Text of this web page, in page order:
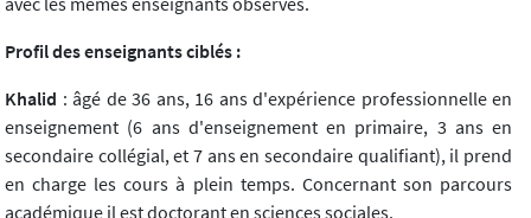
Profil des enseignants ciblés :
Khalid : âgé de 36 ans, 16 ans d'expérience professionnelle en
enseignement (6 ans d'enseignement en primaire, 3 ans en
secondaire collégial, et 7 ans en secondaire qualifiant), il prend
en charge les cours à plein temps. Concernant son parcours
académique il est doctorant en sciences sociales.